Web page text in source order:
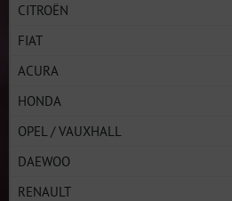
CITROËN
FIAT
ACURA
HONDA
OPEL / VAUXHALL
DAEWOO
RENAULT